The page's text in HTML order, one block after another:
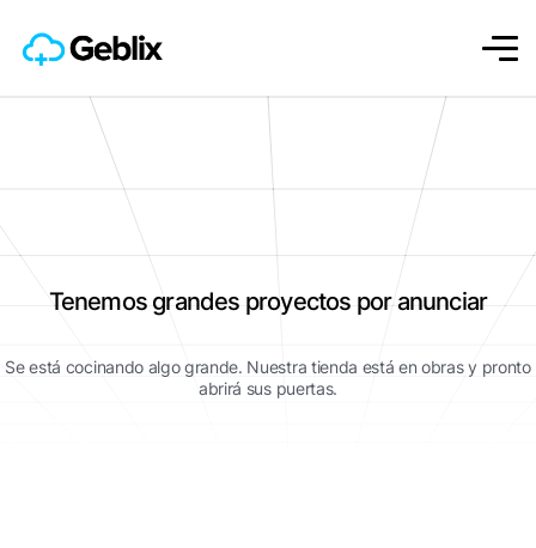
Tenemos grandes proyectos por anunciar
Se está cocinando algo grande. Nuestra tienda está en obras y pronto
abrirá sus puertas.